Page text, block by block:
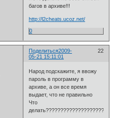
багов в архиве!!!
http://l2cheats.ucoz.net/
0
Поделиться 22
2009-
05-21 15:11:01
Народ подскажите, я ввожу
пароль в программу в
архиве, а он все время
выдает, что не правильно
Что